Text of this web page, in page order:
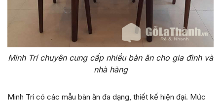
Minh Trí chuyên cung cấp nhiều bàn ăn cho gia đình và
nhà hàng
Minh Trí có các mẫu bàn ăn đa dạng, thiết kế hiện đại. Mức